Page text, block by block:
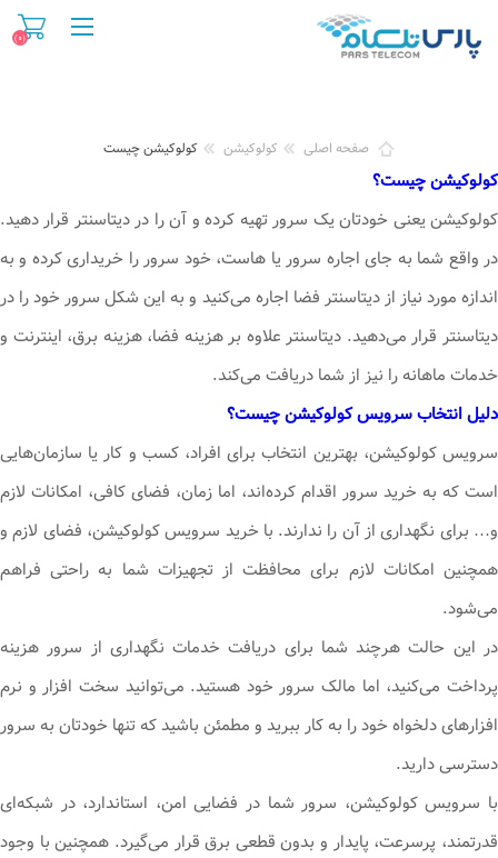
(۰)
صفحه اصلی کولوکیشن کولوکیشن چیست
کولوکیشن چیست؟
کولوکیشن یعنی خودتان یک سرور تهیه کرده و آن را در دیتاسنتر قرار دهید.
در واقع شما به جای اجاره سرور یا هاست، خود سرور را خریداری کرده و به
اندازه مورد نیاز از دیتاسنتر فضا اجاره می‌کنید و به این شکل سرور خود را در
دیتاسنتر قرار می‌دهید. دیتاسنتر علاوه بر هزینه فضا، هزینه برق، اینترنت و
خدمات ماهانه را نیز از شما دریافت می‌کند.
دلیل انتخاب سرویس کولوکیشن چیست؟
سرویس کولوکیشن، بهترین انتخاب برای افراد، کسب و کار یا سازمان‌هایی
است که به خرید سرور اقدام کرده‌اند، اما زمان، فضای کافی، امکانات لازم
و… برای نگهداری از آن را ندارند. با خرید سرویس کولوکیشن، فضای لازم و
همچنین امکانات لازم برای محافظت از تجهیزات شما به راحتی فراهم
می‌شود.
در این حالت هرچند شما برای دریافت خدمات نگهداری از سرور هزینه
پرداخت می‌کنید، اما مالک سرور خود هستید. می‌توانید سخت افزار و نرم
افزارهای دلخواه خود را به کار ببرید و مطمئن باشید که تنها خودتان به سرور
دسترسی دارید.
با سرویس کولوکیشن، سرور شما در فضایی امن، استاندارد، در شبکه‌ای
قدرتمند، پرسرعت، پایدار و بدون قطعی برق قرار می‌گیرد. همچنین با وجود